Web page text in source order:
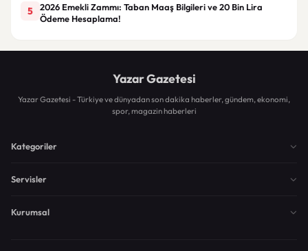
5
2026 Emekli Zammı: Taban Maaş Bilgileri ve 20 Bin Lira
Ödeme Hesaplama!
Yazar Gazetesi
Yazar Gazetesi - Türkiye ve dünyadan son dakika haberler, gündem, ekonomi,
spor, magazin haberleri
Kategoriler
Servisler
Kurumsal